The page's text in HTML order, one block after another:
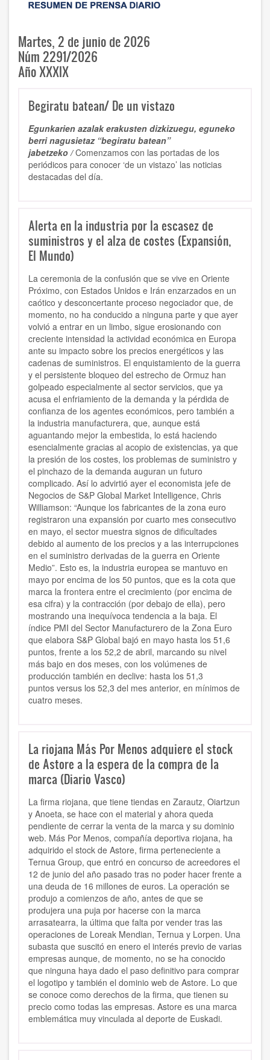
Martes, 2 de junio de 2026
Núm 2291/2026
Año XXXIX
Begiratu batean/ De un vistazo
Egunkarien azalak erakusten dizkizuegu, eguneko
berri nagusietaz “begiratu batean”
jabetzeko /Comenzamos con las portadas de los
periódicos para conocer ‘de un vistazo’ las noticias
destacadas del día.
Alerta en la industria por la escasez de
suministros y el alza de costes (Expansión,
El Mundo)
La ceremonia de la confusión que se vive en Oriente
Próximo, con Estados Unidos e Irán enzarzados en un
caótico y desconcertante proceso negociador que, de
momento, no ha conducido a ninguna parte y que ayer
volvió a entrar en un limbo, sigue erosionando con
creciente intensidad la actividad económica en Europa
ante su impacto sobre los precios energéticos y las
cadenas de suministros. El enquistamiento de la guerra
y el persistente bloqueo del estrecho de Ormuz han
golpeado especialmente al sector servicios, que ya
acusa el enfriamiento de la demanda y la pérdida de
confianza de los agentes económicos, pero también a
la industria manufacturera, que, aunque está
aguantando mejor la embestida, lo está haciendo
esencialmente gracias al acopio de existencias, ya que
la presión de los costes, los problemas de suministro y
el pinchazo de la demanda auguran un futuro
complicado. Así lo advirtió ayer el economista jefe de
Negocios de S&P Global Market Intelligence, Chris
Williamson: “Aunque los fabricantes de la zona euro
registraron una expansión por cuarto mes consecutivo
en mayo, el sector muestra signos de dificultades
debido al aumento de los precios y a las interrupciones
en el suministro derivadas de la guerra en Oriente
Medio”. Esto es, la industria europea se mantuvo en
mayo por encima de los 50 puntos, que es la cota que
marca la frontera entre el crecimiento (por encima de
esa cifra) y la contracción (por debajo de ella), pero
mostrando una inequívoca tendencia a la baja. El
índice PMI del Sector Manufacturero de la Zona Euro
que elabora S&P Global bajó en mayo hasta los 51,6
puntos, frente a los 52,2 de abril, marcando su nivel
más bajo en dos meses, con los volúmenes de
producción también en declive: hasta los 51,3
puntos versus los 52,3 del mes anterior, en mínimos de
cuatro meses.
La riojana Más Por Menos adquiere el stock
de Astore a la espera de la compra de la
marca (Diario Vasco)
La firma riojana, que tiene tiendas en Zarautz, Oiartzun
y Anoeta, se hace con el material y ahora queda
pendiente de cerrar la venta de la marca y su dominio
web. Más Por Menos, compañía deportiva riojana, ha
adquirido el stock de Astore, firma perteneciente a
Ternua Group, que entró en concurso de acreedores el
12 de junio del año pasado tras no poder hacer frente a
una deuda de 16 millones de euros. La operación se
produjo a comienzos de año, antes de que se
produjera una puja por hacerse con la marca
arrasatearra, la última que falta por vender tras las
operaciones de Loreak Mendian, Ternua y Lorpen. Una
subasta que suscitó en enero el interés previo de varias
empresas aunque, de momento, no se ha conocido
que ninguna haya dado el paso definitivo para comprar
el logotipo y también el dominio web de Astore. Lo que
se conoce como derechos de la firma, que tienen su
precio como todas las empresas. Astore es una marca
emblemática muy vinculada al deporte de Euskadi.